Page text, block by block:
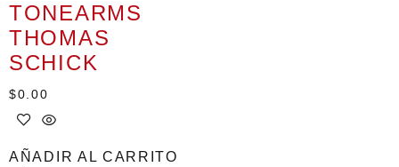
TONEARMS
THOMAS
SCHICK
$0.00
AÑADIR AL CARRITO